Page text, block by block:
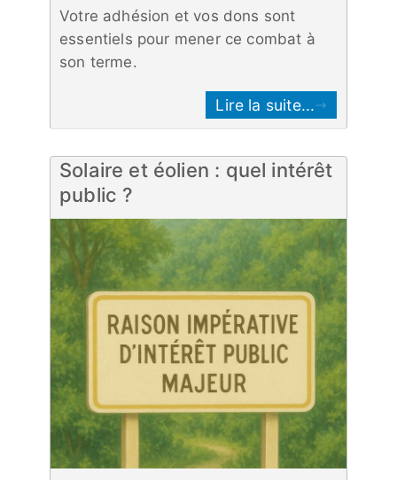
Votre adhésion et vos dons sont
essentiels pour mener ce combat à
son terme.
Lire la suite...
Solaire et éolien : quel intérêt
public ?